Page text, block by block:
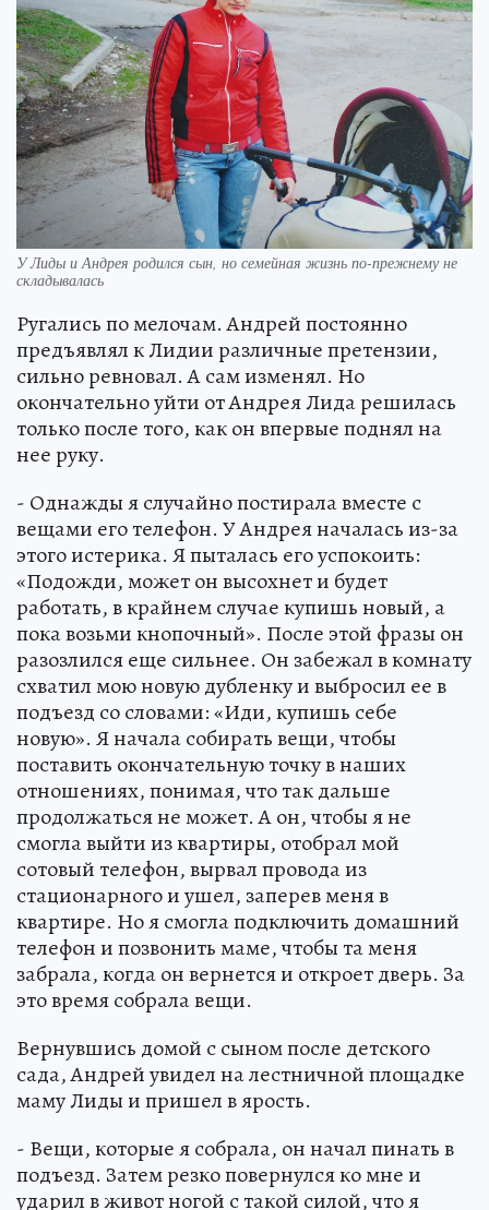
У Лиды и Андрея родился сын, но семейная жизнь по-прежнему не
складывалась
Ругались по мелочам. Андрей постоянно
предъявлял к Лидии различные претензии,
сильно ревновал. А сам изменял. Но
окончательно уйти от Андрея Лида решилась
только после того, как он впервые поднял на
нее руку.
- Однажды я случайно постирала вместе с
вещами его телефон. У Андрея началась из-за
этого истерика. Я пыталась его успокоить:
«Подожди, может он высохнет и будет
работать, в крайнем случае купишь новый, а
пока возьми кнопочный». После этой фразы он
разозлился еще сильнее. Он забежал в комнату
схватил мою новую дубленку и выбросил ее в
подъезд со словами: «Иди, купишь себе
новую». Я начала собирать вещи, чтобы
поставить окончательную точку в наших
отношениях, понимая, что так дальше
продолжаться не может. А он, чтобы я не
смогла выйти из квартиры, отобрал мой
сотовый телефон, вырвал провода из
стационарного и ушел, заперев меня в
квартире. Но я смогла подключить домашний
телефон и позвонить маме, чтобы та меня
забрала, когда он вернется и откроет дверь. За
это время собрала вещи.
Вернувшись домой с сыном после детского
сада, Андрей увидел на лестничной площадке
маму Лиды и пришел в ярость.
- Вещи, которые я собрала, он начал пинать в
подъезд. Затем резко повернулся ко мне и
ударил в живот ногой с такой силой, что я